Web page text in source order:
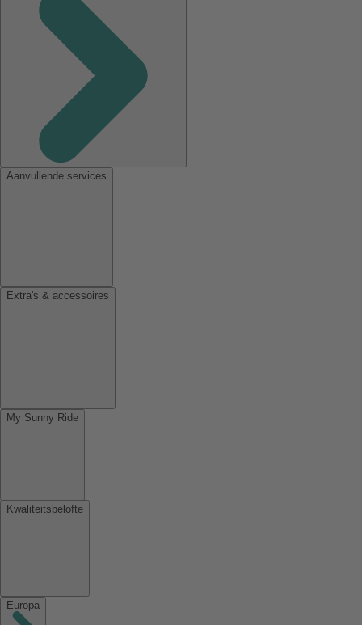
Aanvullende services
Extra's & accessoires
My Sunny Ride
Kwaliteitsbelofte
Europa